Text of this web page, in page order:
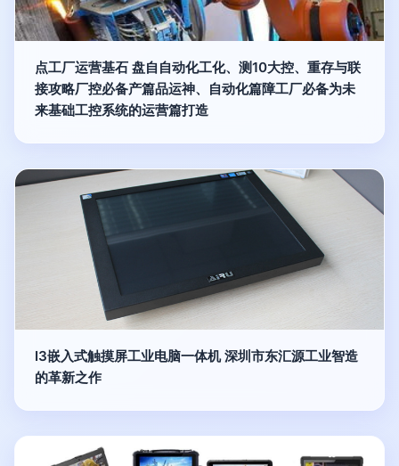
点工厂运营基石 盘自自动化工化、测10大控、重存与联
接攻略厂控必备产篇品运神、自动化篇障工厂必备为未
来基础工控系统的运营篇打造
I3嵌入式触摸屏工业电脑一体机 深圳市东汇源工业智造
的革新之作